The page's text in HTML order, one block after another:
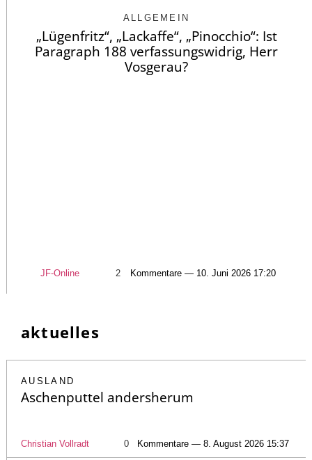
ALLGEMEIN
„Lügenfritz“, „Lackaffe“, „Pinocchio“: Ist
Paragraph 188 verfassungswidrig, Herr
Vosgerau?
JF-Online 2 Kommentare — 10. Juni 2026 17:20
aktuelles
AUSLAND
Aschenputtel andersherum
Christian Vollradt 0 Kommentare — 8. August 2026 15:37